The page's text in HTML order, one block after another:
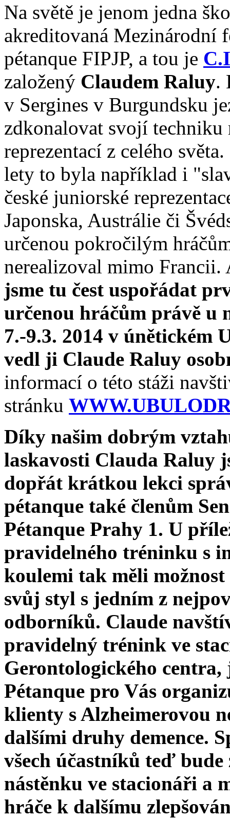
Na světě je jenom jedna
akreditovaná Mezinárodní
pétanque FIPJP, a tou je
založený Claudem Raluy.
v Sergines v Burgundsku
zdkonalovat svojí techniku
reprezentací z celého
lety to byla například i
české juniorské
Japonska, Austrálie či
určenou pokročilým
nerealizoval mimo
jsme tu čest uspořádat
určenou hráčům právě u
7.-9.3. 2014 v únětickém
vedl ji Claude Raluy
informací o této stáži
stránku
Díky našim dobrým
laskavosti Clauda Raluy
dopřát krátkou lekci
pétanque také členům
Pétanque Prahy 1. U
pravidelného tréninku s
koulemi tak měli
svůj styl s jedním z
odborníků. Claude
pravidelný trénink ve
Gerontologického centra,
Pétanque pro Vás
klienty s Alzheimerovou
dalšími druhy demence.
všech účastníků teď
nástěnku ve stacionáři a
hráče k dalšímu